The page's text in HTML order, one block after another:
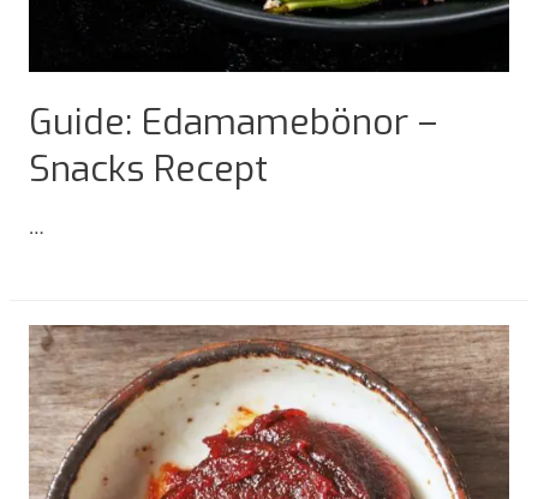
Guide: Edamamebönor –
Snacks Recept
…
Edamamebönor
–
Snacks
Recept